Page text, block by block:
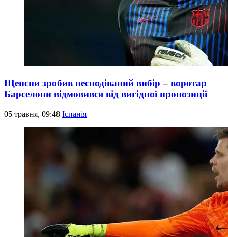
Щенсни зробив несподіваний вибір – воротар
Барселони відмовився від вигідної пропозиції
05 травня, 09:48 Іспанія